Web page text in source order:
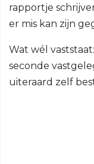
rapportje
er mis kan zijn
Wat wél
seconde
uiteraard zelf